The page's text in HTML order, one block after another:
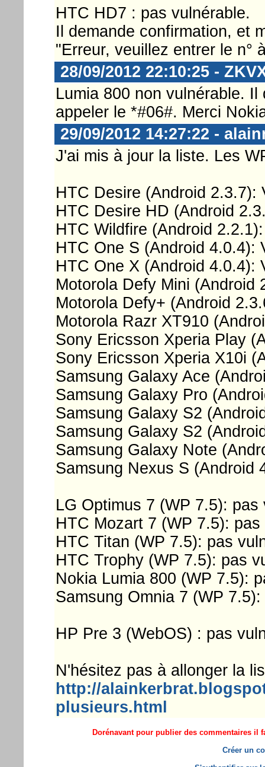
HTC HD7 : pas vulnérable.
Il demande confirmation, et
"Erreur, veuillez entrer le n°
28/09/2012 22:10:25 -
Lumia 800 non vulnérable.
appeler le *#06#. Merci
29/09/2012 14:27:22 -
J'ai mis à jour la liste. Les
HTC Desire (Android 2.3.7):
HTC Desire HD (Android
HTC Wildfire (Android
HTC One S (Android 4.0.4):
HTC One X (Android 4.0.4):
Motorola Defy Mini (Android
Motorola Defy+ (Android
Motorola Razr XT910
Sony Ericsson Xperia Play
Sony Ericsson Xperia X10i
Samsung Galaxy Ace
Samsung Galaxy Pro
Samsung Galaxy S2
Samsung Galaxy S2
Samsung Galaxy Note
Samsung Nexus S (Android
LG Optimus 7 (WP 7.5): pas
HTC Mozart 7 (WP 7.5): pas
HTC Titan (WP 7.5): pas
HTC Trophy (WP 7.5): pas
Nokia Lumia 800 (WP 7.5):
Samsung Omnia 7 (WP
HP Pre 3 (WebOS) : pas
N'hésitez pas à allonger la
http://
plusieurs.html
Dorénavant pour publier des commentaires il
Créer un